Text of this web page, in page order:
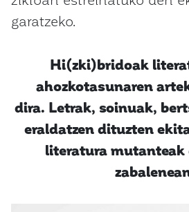
garatzeko.
Hi(zki)bridoak
ahozkotasunaren
dira. Letrak, soinuak,
eraldatzen dituzten
literatura mutanteak